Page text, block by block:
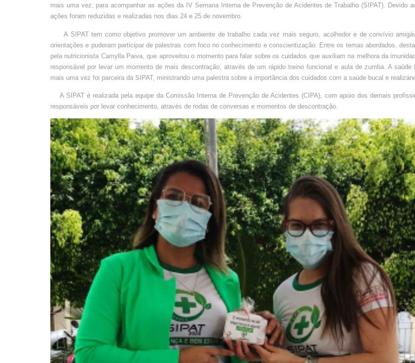
mais uma vez, para acompanhar as ações da IV Semana Interna de Prevenção de Acidentes de Trabalho (SIPAT). Devido
ações foram reduzidas e realizadas nos dias 24 e 25 de novembro.
A SIPAT tem como objetivo promover um ambiente de trabalho cada vez mais seguro, acolhedor e de convívio
orientações e puderam participar de palestras com foco no conhecimento e conscientização. Entre os temas abordados,
pela nutricionista Camylla Paiva, que aproveitou o momento para falar sobre os cuidados que auxiliam na melhora da
responsável por levar um momento de mais descontração, através de um rápido treino funcional e aula de zumba. A
mais uma vez foi parceira da SIPAT, ministrando uma palestra sobre a importância dos cuidados com a saúde bucal e
A SIPAT é realizada pela equipe da Comissão Interna de Prevenção de Acidentes (CIPA), com apoio dos demais
responsáveis por levar conhecimento, através de rodas de conversas e momentos de descontração.